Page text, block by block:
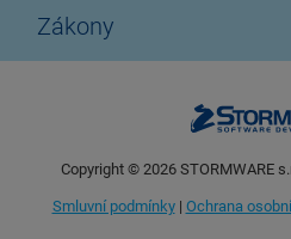
Zákony
Copyright © 2026STORMWARE
Smluvní podmínky| Ochrana